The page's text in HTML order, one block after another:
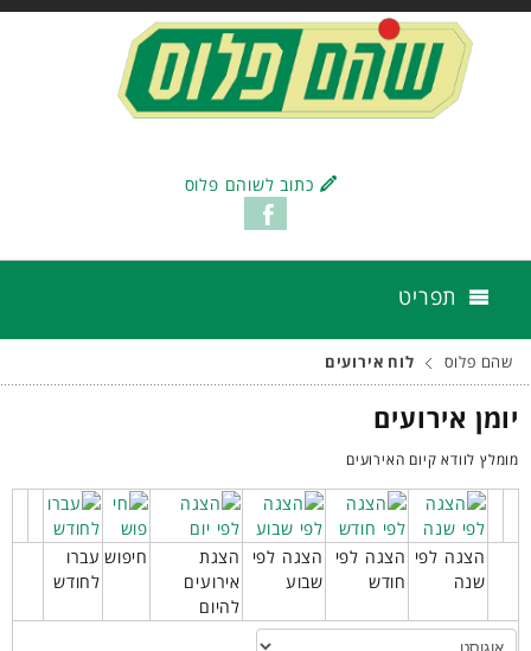
כתוב לשוהם פלוס
תפריט
שהם פלוס לוח אירועים
יומן אירועים
מומלץ לוודא קיום האירועים
הצגה לפי
שנה
הצגה לפי
חודש
הצגה לפי
שבוע
הצגת
אירועים
להיום
חיפוש עברו
לחודש